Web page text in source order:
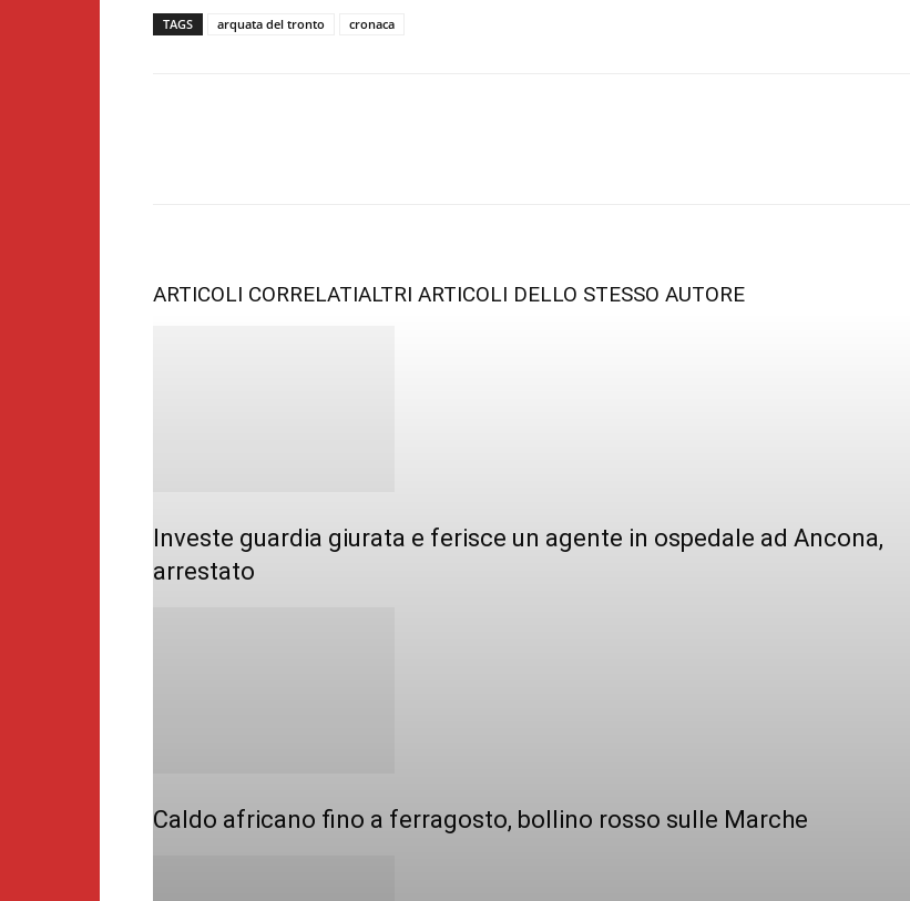
TAGS arquata del tronto cronaca
ARTICOLI CORRELATIALTRI ARTICOLI DELLO STESSO AUTORE
Investe guardia giurata e ferisce un agente in ospedale ad Ancona,
arrestato
Caldo africano fino a ferragosto, bollino rosso sulle Marche